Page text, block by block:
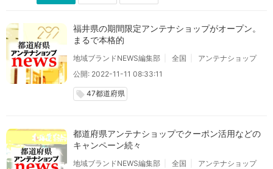
福井県の期間限定アンテナショップがオープン。
まるで本格的
地域ブランドNEWS編集部 全国
アンテナショップ
公開: 2022-11-11 08:33:11
local_offer 47都道府県
都道府県アンテナショップでクーポン活用などの
キャンペーン続々
地域ブランドNEWS編集部 全国
アンテナショップ